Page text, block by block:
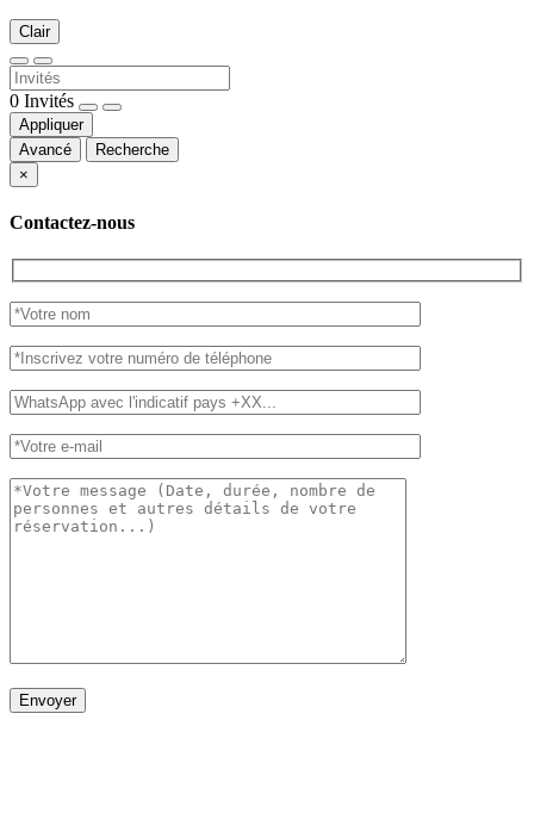
Clair
0 Invités
Appliquer
Avancé
Recherche
×
Contactez-nous